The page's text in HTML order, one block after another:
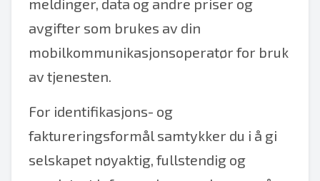
meldinger, data og andre priser og
avgifter som brukes av din
mobilkommunikasjonsoperatør for bruk
av tjenesten.
For identifikasjons- og
faktureringsformål samtykker du i å gi
selskapet nøyaktig, fullstendig og